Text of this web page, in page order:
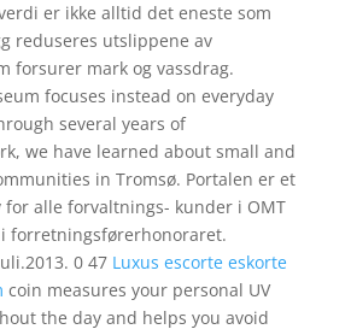
er ikke alltid det eneste som
reduseres utslippene av
forsurer mark og vassdrag.
focuses instead on everyday
several years of
we have learned about small and
in Tromsø. Portalen er et
alle forvaltnings- kunder i OMT
i forretningsførerhonoraret.
0 47 Luxus escorte eskorte
coin measures your personal UV
the day and helps you avoid